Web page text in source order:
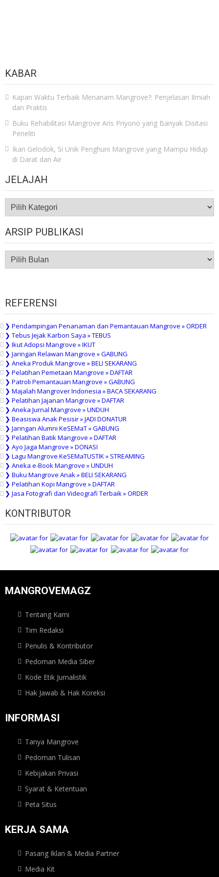
KABAR
Kapan Waktu Terbaik Menanam Mangrove?: Penjelasan Ilmiah
dan Praktis
Buku Rehabilitasi Mangrove Aris Priyono yang Banyak Disitasi
Peneliti
Ikan Gelodok, Si Unik Penghuni Mangrove yang Mampu Hidup
di Darat dan Air
JELAJAH
JELAJAH
ARSIP PUBLIKASI
ARSIP
PUBLIKASI
REFERENSI
❯ Pendampingan Penanaman dan Pemantauan Mangrove » ORDER
❯ Tebus Jejak Karbon Saya » TEBUS
❯ Ikut Adopsi Mangrove » IKUT
❯ Jaringan Relawan Mangrove » GABUNG
❯ Aneka Produk Mangrove » BELI SEKARANG
❯ Pelatihan Pemetaan Mangrove » DAFTAR
❯ Patroli Pemantauan Mangrove » GABUNG
❯ Majalah Mangrover Indonesia » BACA SEKARANG
❯ Pelatihan Jajanan Mangrove » DAFTAR
❯ Aneka Jurnal Mangrove » UNDUH
❯ Beasiswa Anak Pesisir » JADI DONATUR
❯ Jaringan Alumni KeSEMaT » GABUNG
❯ Pelatihan Batik Mangrove » DAFTAR
❯ Ayo Jaga Mangrove » DONASI
❯ Lagu Mangrove KeSEMaTUSTIK » STREAMING
❯ Aneka e-Book Mangrove » UNDUH
❯ Buku Mangrove Anak » BELI SEKARANG
❯ Pelatihan Kopi Mangrove » DAFTAR
❯ Jasa Fotografi dan Videografi Terbaik » ORDER
KONTRIBUTOR
MANGROVEMAGZ
Tentang Kami
Tim Redaksi
Penulis & Kontributor
Pedoman Media Siber
Kode Etik Jurnalistik
Hak Jawab & Hak Koreksi
INFORMASI
Tanya Mangrove
Pedoman Tulisan
Kebijakan Privasi
Syarat & Ketentuan
Peta Situs
KERJA SAMA
Pasang Iklan & Media Partner
Media Kit